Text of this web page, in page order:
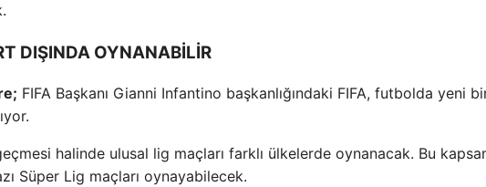
DIŞINDA OYNANABİLİR
FIFA Başkanı Gianni Infantino başkanlığındaki FIFA, futbolda yeni
halinde ulusal lig maçları farklı ülkelerde oynanacak. Bu
Süper Lig maçları oynayabilecek.